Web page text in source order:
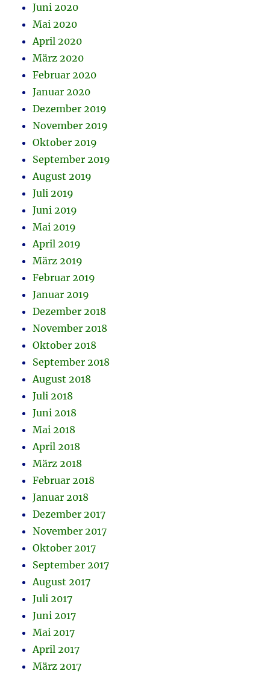
Juni 2020
Mai 2020
April 2020
März 2020
Februar 2020
Januar 2020
Dezember 2019
November 2019
Oktober 2019
September 2019
August 2019
Juli 2019
Juni 2019
Mai 2019
April 2019
März 2019
Februar 2019
Januar 2019
Dezember 2018
November 2018
Oktober 2018
September 2018
August 2018
Juli 2018
Juni 2018
Mai 2018
April 2018
März 2018
Februar 2018
Januar 2018
Dezember 2017
November 2017
Oktober 2017
September 2017
August 2017
Juli 2017
Juni 2017
Mai 2017
April 2017
März 2017